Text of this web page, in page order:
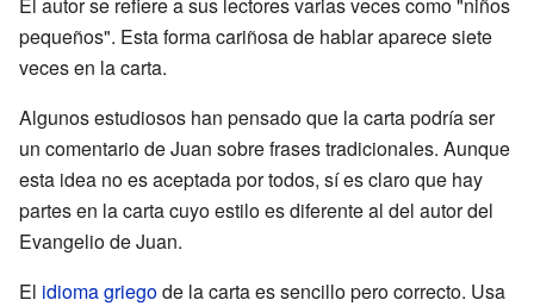
pequeños". Esta forma cariñosa de hablar aparece siete
veces en la carta.
Algunos estudiosos han pensado que la carta podría ser
un comentario de Juan sobre frases tradicionales. Aunque
esta idea no es aceptada por todos, sí es claro que hay
partes en la carta cuyo estilo es diferente al del autor del
Evangelio de Juan.
El idioma griegode la carta es sencillo pero correcto. Usa